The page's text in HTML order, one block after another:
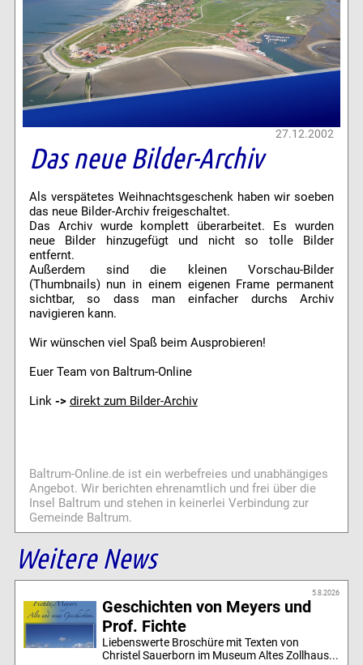
27.12.2002
Das neue Bilder-Archiv
Als verspätetes Weihnachtsgeschenk haben wir soeben
das neue Bilder-Archiv freigeschaltet.
Das Archiv wurde komplett überarbeitet. Es wurden
neue Bilder hinzugefügt und nicht so tolle Bilder
entfernt.
Außerdem sind die kleinen Vorschau-Bilder
(Thumbnails) nun in einem eigenen Frame permanent
sichtbar, so dass man einfacher durchs Archiv
navigieren kann.
Wir wünschen viel Spaß beim Ausprobieren!
Euer Team von Baltrum-Online
Link -> direkt zum Bilder-Archiv
Baltrum-Online.de ist ein werbefreies und unabhängiges
Angebot. Wir berichten ehrenamtlich und frei über die
Insel Baltrum und stehen in keinerlei Verbindung zur
Gemeinde Baltrum.
Weitere News
5.8.2026
Geschichten von Meyers und
Prof. Fichte
Liebenswerte Broschüre mit Texten von
Christel Sauerborn im Museum Altes Zollhaus...